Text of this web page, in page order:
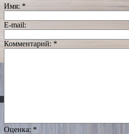
Имя: *
E-mail:
Комментарий: *
Оценка: *